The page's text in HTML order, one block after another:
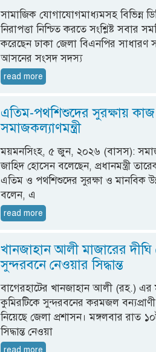
সামাজিক যোগাযোগমাধ্যমসহ বিভিন্ন
নিরাপত্তা নিশ্চিত করতে সংশ্লিষ্ট সবার
করেছেন ঢাকা জেলা বিএনপির সাধারণ
আসনের সংসদ সদস্য
read more
এতিম-পথশিশুদের সুরক্ষায়
সমাজকল্যাণমন্ত্রী
ময়মনসিংহ, ৫ জুন, ২০২৬ (বাসস):
জাহিদ হোসেন বলেছেন, প্রধানমন্ত্রী
এতিম ও পথশিশুদের সুরক্ষা ও মানবিক
বলেন, এ
read more
খানজাহান আলী মাজারের
সুন্দরবনে নেওয়ার সিদ্ধান্ত
বাগেরহাটের খানজাহান আলী (রহ.) এর
কুমিরটিকে সুন্দরবনের করমজল বন্যপ্রাণী
নিয়েছে জেলা প্রশাসন। মঙ্গলবার রাত
সিদ্ধান্ত নেওয়া
read more